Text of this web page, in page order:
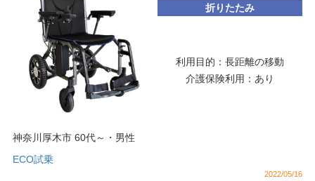
折りたたみ
利用目的：長距離の移動
介護保険利用： あり
神奈川厚木市 60代～ ・ 男性
ECO試乗
2022/05/16